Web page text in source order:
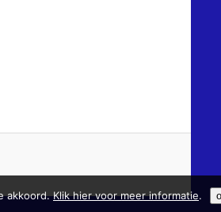
akkoord.Klik hier voor meer informatie.